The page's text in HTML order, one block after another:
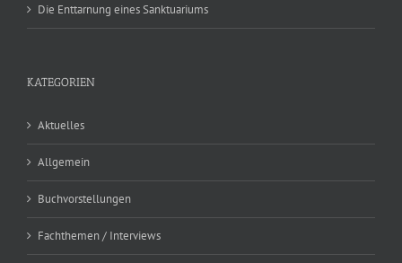
Die Enttarnung eines Sanktuariums
KATEGORIEN
Aktuelles
Allgemein
Buchvorstellungen
Fachthemen / Interviews